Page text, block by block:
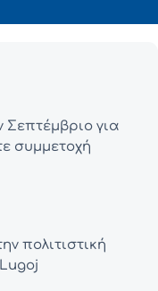
για
συμμετοχή
πολιτιστική